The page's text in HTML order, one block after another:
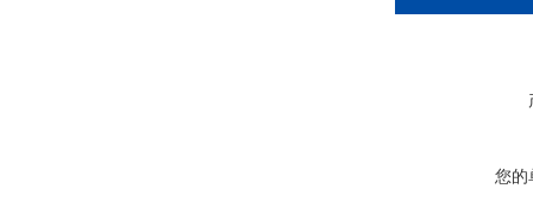
您的